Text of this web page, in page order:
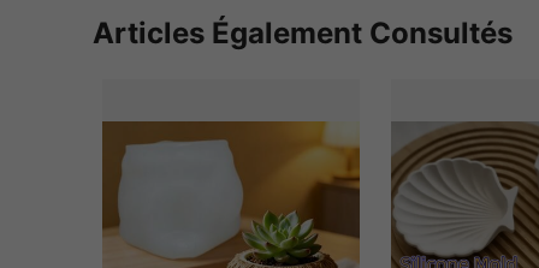
Articles Également Consultés